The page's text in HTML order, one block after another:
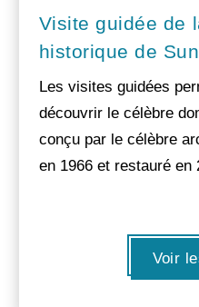
Visite guidée de
historique de
Les visites guidées
découvrir le célèbre
conçu par le célèbre
en 1966 et restauré en
Voir